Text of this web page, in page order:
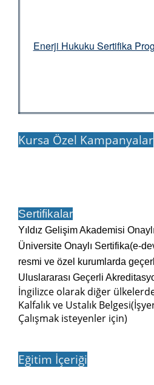
Enerji Hukuku Sertifika
Kursa Özel Kampanyalar
Sertifikalar
Yıldız Gelişim Akademisi
Üniversite Onaylı Sertifika(e-
resmi ve özel kurumlarda
Uluslararası Geçerli
İngilizce olarak diğer
Kalfalık ve Ustalık
Çalışmak isteyenler için)
Eğitim İçeriği